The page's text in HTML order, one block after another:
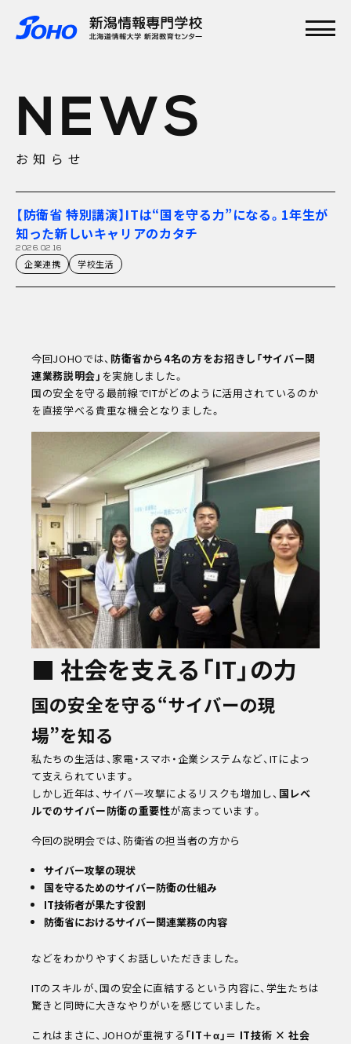
特集
学校紹介
資格実績
入学案内
オープンキャンパス
次回
8/16
(sun)
キャンパスライフ
お知らせ
eDCグループ
交通アクセス
お問い合わせ
資料請求
オンデマンド学校説明
対象者別メニュー
高校既卒者の方へ
保護者の方へ
学校教職員の方へ
企業の方へ
卒業生の方へ
同窓会
その他メニュー
個人情報保護方針
教職員採用
カスタマーハラスメントに対する方針
NEWS
お知らせ
【防衛省 特別講演】ITは“国を守る力”になる。1年生が
知った新しいキャリアのカタチ
2026.02.16
企業連携 学校生活
今回JOHOでは、 防衛省から4名の方をお招きし「サイバー関
連業務説明会」 を実施しました。
国の安全を守る最前線でITがどのように活用されているのか
を直接学べる貴重な機会となりました。
■ 社会を支える「IT」の力
国の安全を守る“サイバーの現
場”を知る
私たちの生活は、家電・スマホ・企業システムなど、ITによっ
て支えられています。
しかし近年は、サイバー攻撃によるリスクも増加し、 国レベ
ルでのサイバー防衛の重要性が高まっています。
今回の説明会では、防衛省の担当者の方から
サイバー攻撃の現状
国を守るためのサイバー防衛の仕組み
IT技術者が果たす役割
防衛省におけるサイバー関連業務の内容
などをわかりやすくお話しいただきました。
ITのスキルが、国の安全に直結するという内容に、学生たちは
驚きと同時に大きなやりがいを感じていました。
これはまさに、JOHOが重視する 「IT＋α」＝ IT技術 × 社会